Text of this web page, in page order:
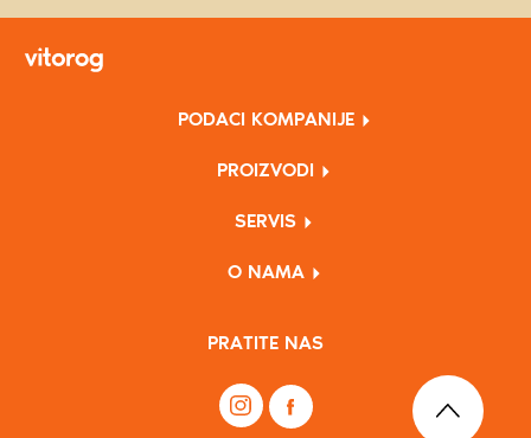
PODACI KOMPANIJE
PROIZVODI
SERVIS
O NAMA
PRATITE NAS